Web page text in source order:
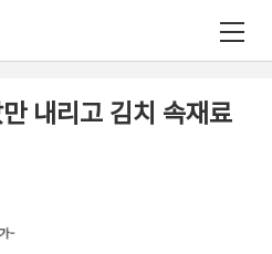
내리고 김치 속재료